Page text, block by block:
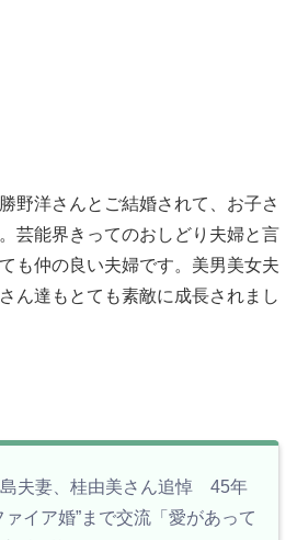
野洋さんとご結婚されて、お子さ
芸能界きってのおしどり夫婦と言
も仲の良い夫婦です。美男美女夫
ん達もとても素敵に成長されまし
島夫妻、桂由美さん追悼 45年
イア婚”まで交流「愛があって